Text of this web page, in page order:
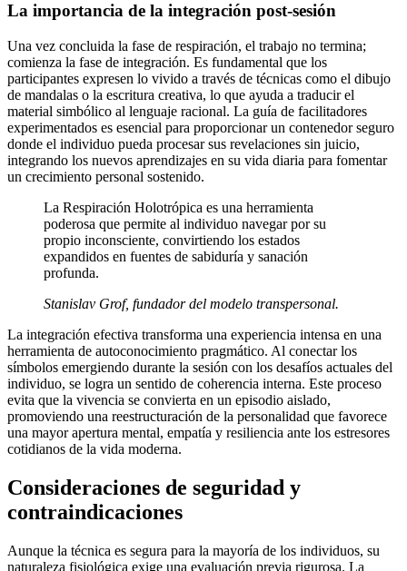
La importancia de la integración post-sesión
Una vez concluida la fase de respiración, el trabajo no termina;
comienza la fase de integración. Es fundamental que los
participantes expresen lo vivido a través de técnicas como el dibujo
de mandalas o la escritura creativa, lo que ayuda a traducir el
material simbólico al lenguaje racional. La guía de facilitadores
experimentados es esencial para proporcionar un contenedor seguro
donde el individuo pueda procesar sus revelaciones sin juicio,
integrando los nuevos aprendizajes en su vida diaria para fomentar
un crecimiento personal sostenido.
La Respiración Holotrópica es una herramienta
poderosa que permite al individuo navegar por su
propio inconsciente, convirtiendo los estados
expandidos en fuentes de sabiduría y sanación
profunda.
Stanislav Grof, fundador del modelo transpersonal.
La integración efectiva transforma una experiencia intensa en una
herramienta de autoconocimiento pragmático. Al conectar los
símbolos emergiendo durante la sesión con los desafíos actuales del
individuo, se logra un sentido de coherencia interna. Este proceso
evita que la vivencia se convierta en un episodio aislado,
promoviendo una reestructuración de la personalidad que favorece
una mayor apertura mental, empatía y resiliencia ante los estresores
cotidianos de la vida moderna.
Consideraciones de seguridad y
contraindicaciones
Aunque la técnica es segura para la mayoría de los individuos, su
naturaleza fisiológica exige una evaluación previa rigurosa. La